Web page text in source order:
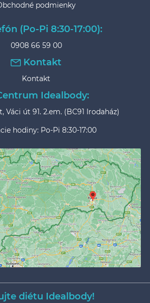
podmienky
(Po-Pi 8:30-17:00):
0908 66 59 00
Kontakt
Kontakt
Idealbody:
Váci út 91. 2.em. (BC91 Irodaház)
hodiny: Po-Pi 8:30-17:00
diétu Idealbody!